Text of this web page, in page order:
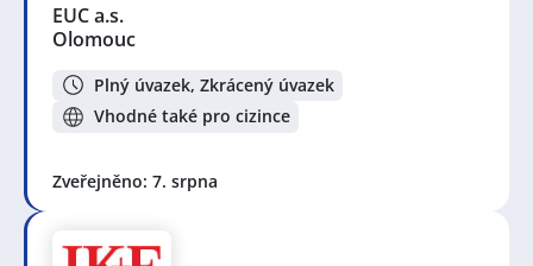
EUC a.s.
Olomouc
Plný úvazek, Zkrácený úvazek
Vhodné také pro cizince
Zveřejněno: 7. srpna